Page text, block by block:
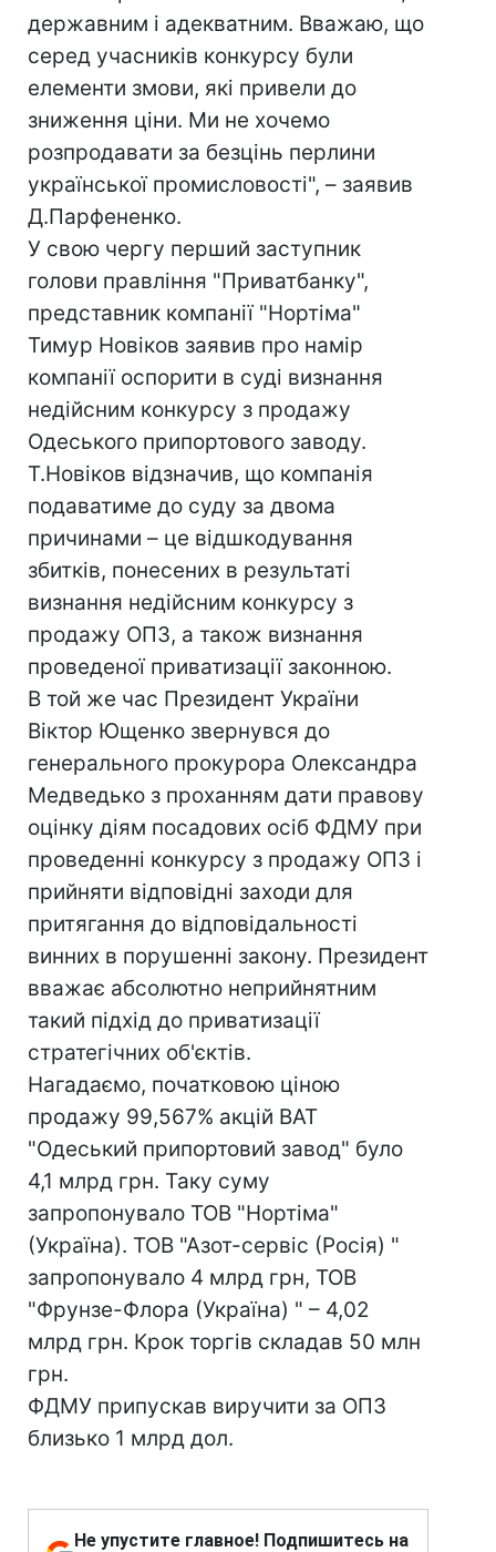
державним і адекватним. Вважаю, що
серед учасників конкурсу були
елементи змови, які привели до
зниження ціни. Ми не хочемо
розпродавати за безцінь перлини
української промисловості", – заявив
Д.Парфененко.
У свою чергу перший заступник
голови правління "Приватбанку",
представник компанії "Нортіма"
Тимур Новіков заявив про намір
компанії оспорити в суді визнання
недійсним конкурсу з продажу
Одеського припортового заводу.
Т.Новіков відзначив, що компанія
подаватиме до суду за двома
причинами – це відшкодування
збитків, понесених в результаті
визнання недійсним конкурсу з
продажу ОПЗ, а також визнання
проведеної приватизації законною.
В той же час Президент України
Віктор Ющенко звернувся до
генерального прокурора Олександра
Медведько з проханням дати правову
оцінку діям посадових осіб ФДМУ при
проведенні конкурсу з продажу ОПЗ і
прийняти відповідні заходи для
притягання до відповідальності
винних в порушенні закону. Президент
вважає абсолютно неприйнятним
такий підхід до приватизації
стратегічних об'єктів.
Нагадаємо, початковою ціною
продажу 99,567% акцій ВАТ
"Одеський припортовий завод" було
4,1 млрд грн. Таку суму
запропонувало ТОВ "Нортіма"
(Україна). ТОВ "Азот-сервіс (Росія) "
запропонувало 4 млрд грн, ТОВ
"Фрунзе-Флора (Україна) " – 4,02
млрд грн. Крок торгів складав 50 млн
грн.
ФДМУ припускав виручити за ОПЗ
близько 1 млрд дол.
Не упустите главное! Подпишитесь на